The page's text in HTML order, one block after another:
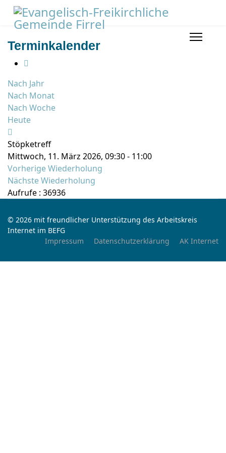
Terminkalender
Nach Jahr
Nach Monat
Nach Woche
Heute
Stöpketreff
Mittwoch, 11. März 2026, 09:30 - 11:00
Vorherige Wiederholung
Nächste Wiederholung
Aufrufe : 36936
© 2026 mit freundlicher Unterstützung des Arbeitskreis
Internet im BEFG
Impressum
Datenschutzerklärung AK Internet